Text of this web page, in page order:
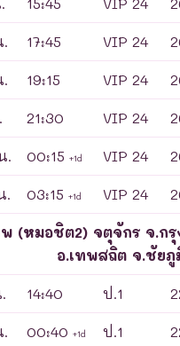
17:45 VIP 24
19:15 VIP 24
21:30 VIP 24
. 00:15 +1d VIP 24
. 03:15 +1d VIP 24
พ (หมอชิต2) จตุจักร จ.ก
อ.เทพสถิต จ.ชัยภู
14:40 ป.1
00:40 +1d ป.1